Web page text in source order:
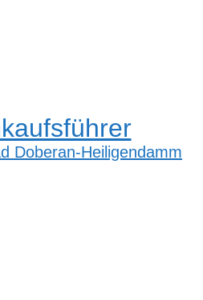
Doberan-Heiligendamm